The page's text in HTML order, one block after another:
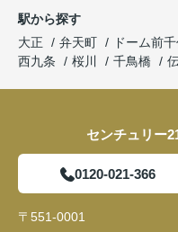
駅から探す
大正
弁天町 ドーム前
西九条
桜川 千鳥橋
センチュリー
0120-021-366
〒551-0001